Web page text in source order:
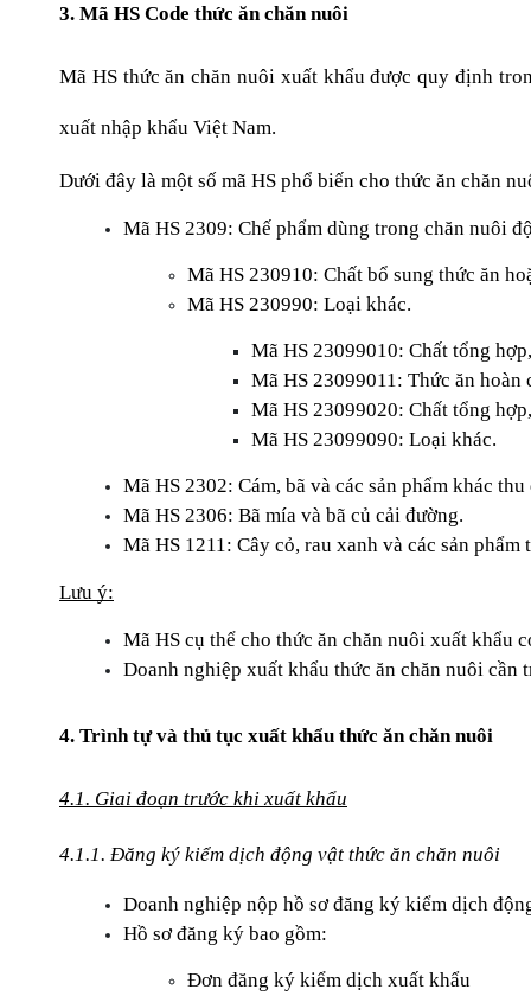
3. Mã HS Code thức ăn chăn nuôi
Mã HS thức ăn chăn nuôi xuất khẩu được quy định
xuất nhập khẩu Việt Nam.
Dưới đây là một số mã HS phổ biến cho thức ăn chăn
Mã HS 2309: Chế phẩm dùng trong chăn nuôi
Mã HS 230910: Chất bổ sung thức ăn
Mã HS 230990: Loại khác.
Mã HS 23099010: Chất tổng
Mã HS 23099011: Thức ăn hoàn
Mã HS 23099020: Chất tổng
Mã HS 23099090: Loại khác.
Mã HS 2302: Cám, bã và các sản phẩm khác
Mã HS 2306: Bã mía và bã củ cải đường.
Mã HS 1211: Cây cỏ, rau xanh và các sản
Lưu ý:
Mã HS cụ thể cho thức ăn chăn nuôi xuất khẩu
Doanh nghiệp xuất khẩu thức ăn chăn nuôi cần
4. Trình tự và thủ tục xuất khẩu thức ăn chăn nuôi
4.1. Giai đoạn trước khi xuất khẩu
4.1.1. Đăng ký kiểm dịch động vật thức ăn chăn nuôi
Doanh nghiệp nộp hồ sơ đăng ký kiểm dịch
Hồ sơ đăng ký bao gồm:
Đơn đăng ký kiểm dịch xuất khẩu